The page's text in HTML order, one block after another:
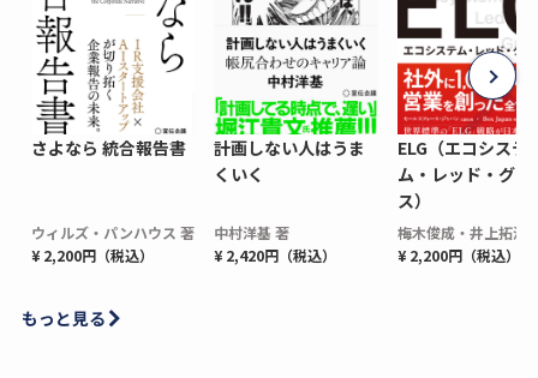
さよなら 統合報告書
ウィルズ・パンハウス 著
¥ 2,200円（税込）
計画しない人はうま
くいく
中村洋基 著
¥ 2,420円（税込）
ELG（エコシステ
ム・レッド・グロ
ス）
梅木俊成・井上拓海
¥ 2,200円（税込）
もっと見る